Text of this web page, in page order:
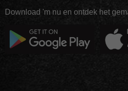
Download 'm nu en ontdek het